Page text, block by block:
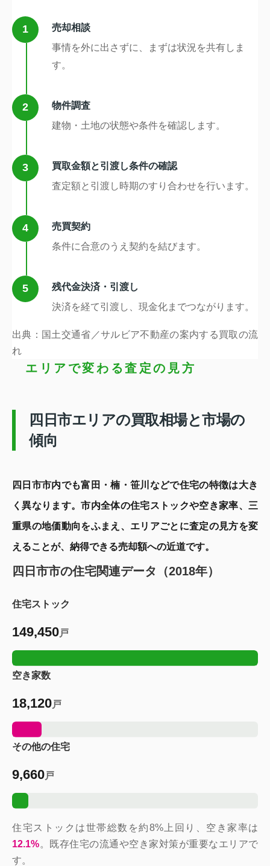
1
売却相談
事情を外に出さずに、まずは状況を共有しま
す。
2
物件調査
建物・土地の状態や条件を確認します。
3
買取金額と引渡し条件の確認
査定額と引渡し時期のすり合わせを行います。
4
売買契約
条件に合意のうえ契約を結びます。
5
残代金決済・引渡し
決済を経て引渡し、現金化までつながります。
出典：国土交通省／サルビア不動産の案内する買取の流
れ
エリアで変わる査定の見方
四日市エリアの買取相場と市場の
傾向
四日市市内でも富田・楠・笹川などで住宅の特徴は大き
く異なります。市内全体の住宅ストックや空き家率、三
重県の地価動向をふまえ、エリアごとに査定の見方を変
えることが、納得できる売却額への近道です。
四日市市の住宅関連データ（2018年）
住宅ストック
149,450戸
空き家数
18,120戸
その他の住宅
9,660戸
住宅ストックは世帯総数を約8%上回り、空き家率は
12.1%。既存住宅の流通や空き家対策が重要なエリアで
す。